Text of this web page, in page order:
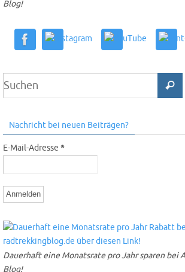
Blog!
Nachricht bei neuen Beiträgen?
E-Mail-Adresse *
Dauerhaft eine Monatsrate pro Jahr sparen bei
Blog!